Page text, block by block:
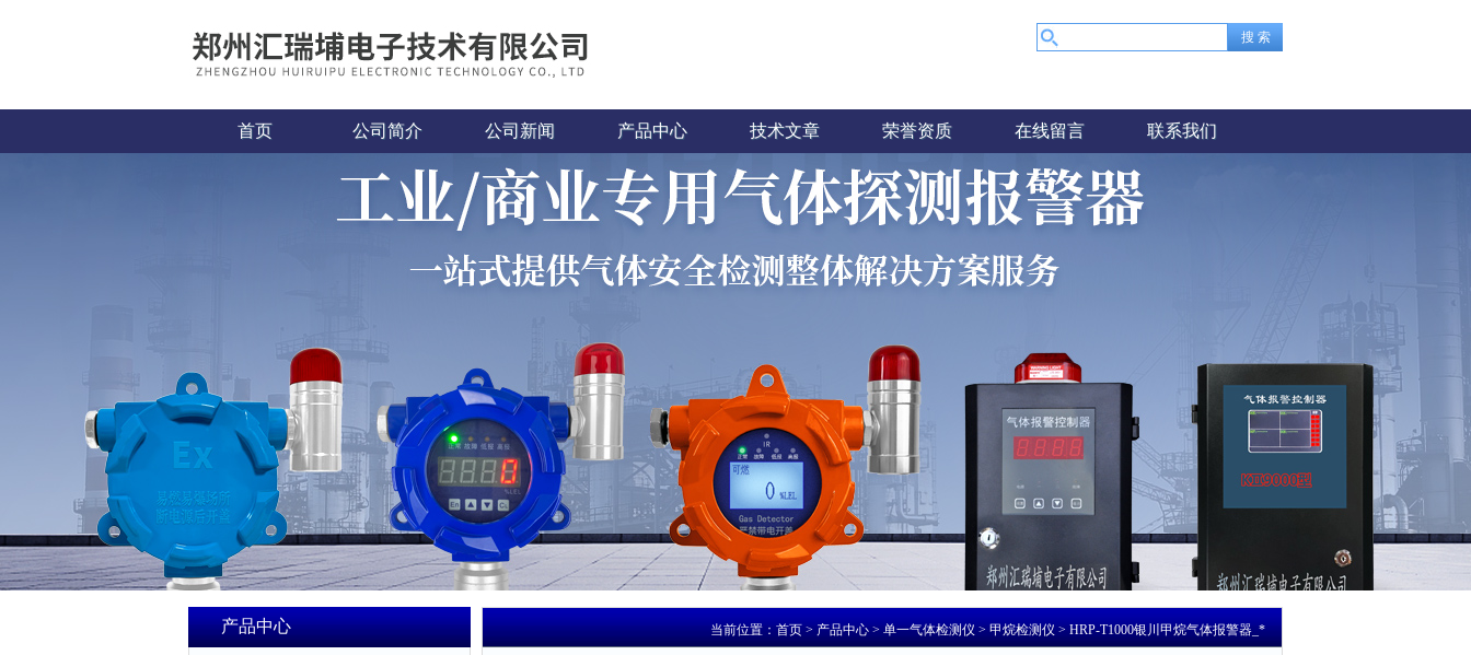
首页 公司简介 公司新闻 产品中心 技术文章 荣誉资质 在线留言 联系我们
产品中心 当前位置：首页>产品中心>单一气体检测仪>甲烷检测仪> HRP-T1000银川甲烷气体报警器_*